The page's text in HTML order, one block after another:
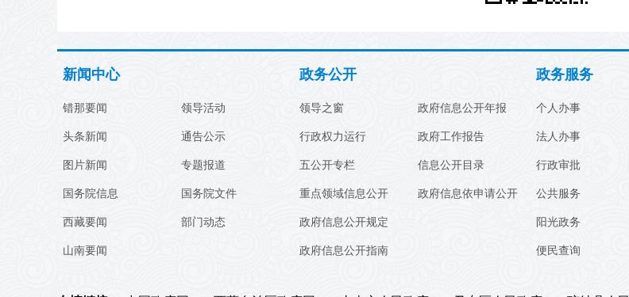
新闻中心
错那要闻
头条新闻
图片新闻
国务院信息
西藏要闻
山南要闻
领导活动
通告公示
专题报道
国务院文件
部门动态
政务公开
领导之窗
行政权力运行
五公开专栏
重点领域信息公开
政府信息公开规定
政府信息公开指南
政府信息公开年报
政府工作报告
信息公开目录
政府信息依申请公开
政务服务
个人办事
法人办事
行政审批
公共服务
阳光政务
便民查询